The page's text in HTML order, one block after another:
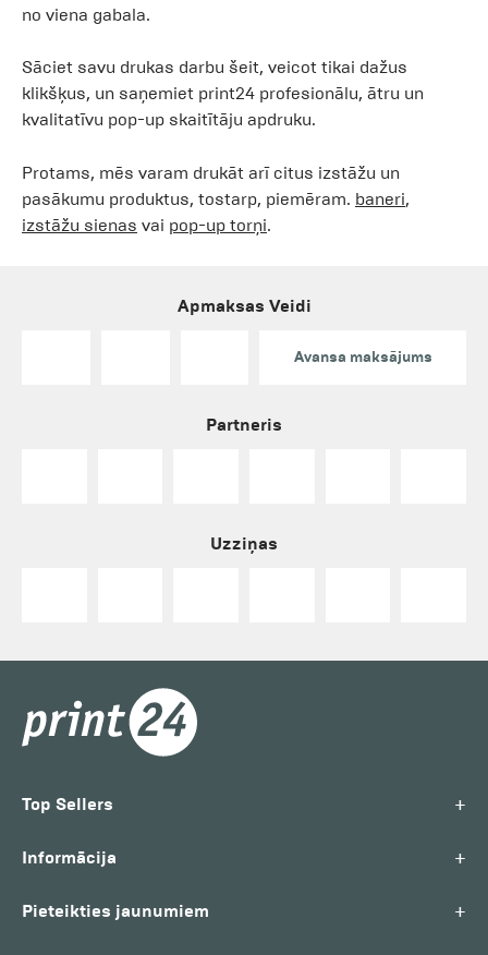
no viena gabala.
Sāciet savu drukas darbu šeit, veicot tikai dažus
klikšķus, un saņemiet print24 profesionālu, ātru un
kvalitatīvu pop-up skaitītāju apdruku.
Protams, mēs varam drukāt arī citus izstāžu un
pasākumu produktus, tostarp, piemēram. baneri,
izstāžu sienas vai pop-up torņi.
Apmaksas Veidi
Avansa maksājums
Partneris
Uzziņas
Top Sellers +
Informācija +
Pieteikties jaunumiem +